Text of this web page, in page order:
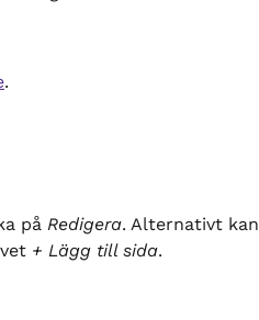
.
på Redigera. Alternativt kan
+ Lägg till sida.